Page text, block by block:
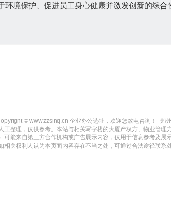
境保护、促进员工身心健康并激发创新的综
© www.zzslhq.cn 企业办公选址，欢迎您致电咨询！--郑
整理，仅供参考。本站与相关写字楼的大厦产权方、物业管
能来自第三方合作机构或广告展示内容，仅用于信息参考及
关权利人认为本页面内容存在不当之处，可通过合法途径联系